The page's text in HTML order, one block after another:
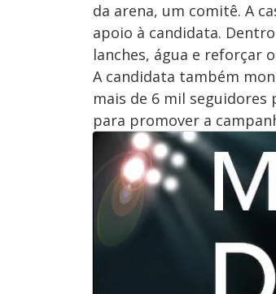
da arena, um comitê. A
apoio à candidata.
lanches, água e reforçar
A candidata também
mais de 6 mil seguidores
para promover a